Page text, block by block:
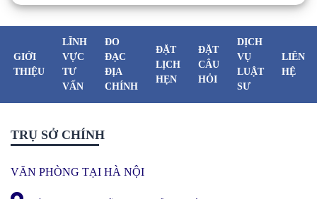
GIỚI
THIỆU
LĨNH
VỰC
TƯ
VẤN
ĐO
ĐẠC
ĐỊA
CHÍNH
ĐẶT
LỊCH
HẸN
ĐẶT
CÂU
HỎI
DỊCH
VỤ
LUẬT
SƯ
LIÊN
HỆ
TRỤ SỞ CHÍNH
VĂN PHÒNG TẠI HÀ NỘI